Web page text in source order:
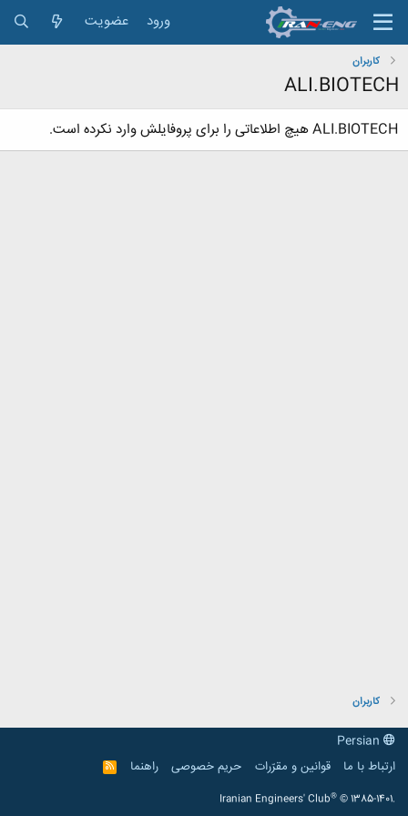
ورود عضویت
کاربران
ALI.BIOTECH
ALI.BIOTECH هیچ اطلاعاتی را برای پروفایلش وارد نکرده است.
کاربران
ارتباط با ما
قوانین و مقرّرات حریم خصوصی راهنما
R
S
Iranian Engineers' Club® © 1385-1401.